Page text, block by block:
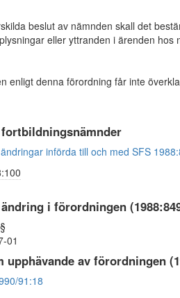
beslut av nämnden skall det
eller yttranden i ärenden hos
enligt denna förordning får inte
införda till och med SFS
i förordningen
01
upphävande av förordningen
91:18